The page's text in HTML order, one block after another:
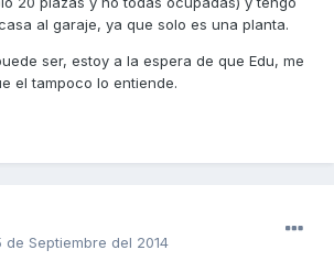
al garaje, ya que solo es una planta.
ser, estoy a la espera de que Edu, me
el tampoco lo entiende.
de Septiembre del 2014